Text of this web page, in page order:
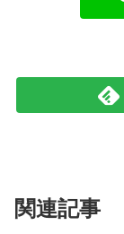
関連記事